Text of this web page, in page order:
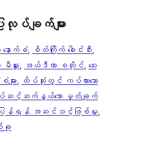
လုပ်​ချက်​များ
ောက်ခံ, စိတ်ကြိုက် ခေါင်းစီး
မီနူး, အယ်ဒီတာ စတိုင်, ​သေး​
ျား​, ထိပ်ဆုံးတွင် ကပ်ထားသော
ဆင့်ဆက်နွယ်သော မှတ်ချက်
ပြန်ရန် အဆင်သင့်ဖြစ်မှု
ခု